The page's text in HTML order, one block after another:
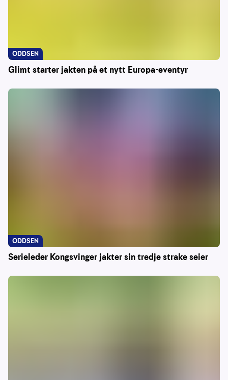
Glimt starter jakten på et nytt Europa-eventyr
ODDSEN
Serieleder Kongsvinger jakter sin tredje strake seier
ODDSEN